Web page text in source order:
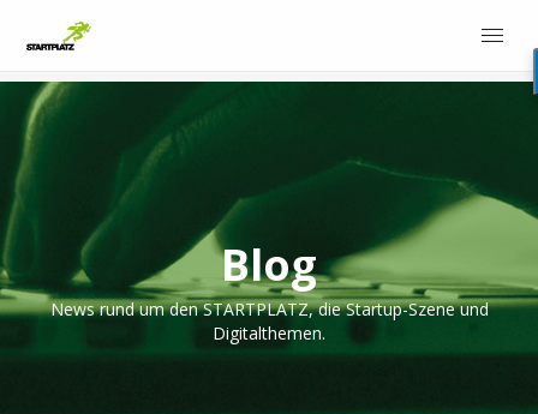
Blog
News rund um den STARTPLATZ, die Startup-Szene und
Digitalthemen.